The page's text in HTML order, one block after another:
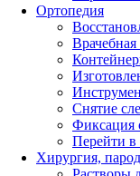
Ортопедия
Снятие
Фиксация
Перейти в
Хирургия,